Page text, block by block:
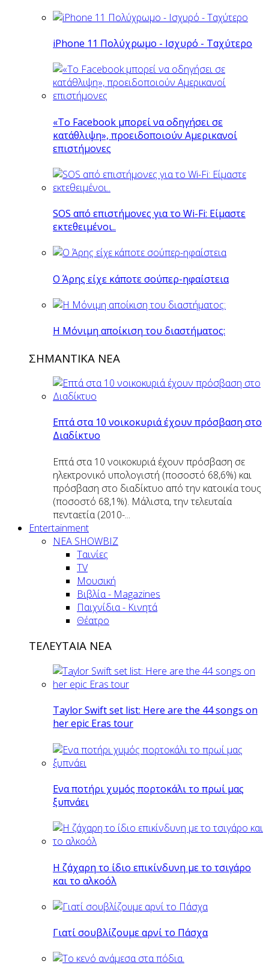
iPhone 11 Πολύχρωμο - Ισχυρό - Ταχύτερο
«Το Facebook μπορεί να οδηγήσει σε
κατάθλιψη», προειδοποιούν Αμερικανοί
επιστήμονες
SOS από επιστήμονες για το Wi-Fi: Είμαστε
εκτεθειμένοι..
O Άρης είχε κάποτε σούπερ-ηφαίστεια
H Mόνιμη αποίκιση του διαστήματος:
ΣΗΜΑΝΤΙΚΑ ΝΕΑ
Επτά στα 10 νοικοκυριά έχουν πρόσβαση στο
Διαδίκτυο
Επτά στα 10 νοικοκυριά έχουν πρόσβαση σε
ηλεκτρονικό υπολογιστή (ποσοστό 68,6%) και
πρόσβαση στο διαδίκτυο από την κατοικία τους
(ποσοστό 68,1%). Μάλιστα, την τελευταία
πενταετία (2010-...
Entertainment
ΝΕΑ SHOWBIZ
Ταινίες
TV
Μουσική
Βιβλία - Magazines
Παιχνίδια - Κινητά
Θέατρο
ΤΕΛΕΥΤΑΙΑ ΝΕΑ
Taylor Swift set list: Here are the 44 songs on
her epic Eras tour
Eνα ποτήρι χυμός πορτοκάλι το πρωί μας
ξυπνάει
Η ζάχαρη το ίδιο επικίνδυνη με το τσιγάρο
και το αλκοόλ
Γιατί σουβλίζουμε αρνί το Πάσχα